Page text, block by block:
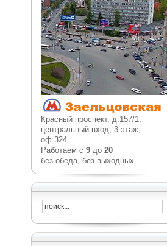
Красный проспект, д.157/1,
центральный вход, 3 этаж,
оф.324
Работаем с 9до 20
без обеда, без выходных